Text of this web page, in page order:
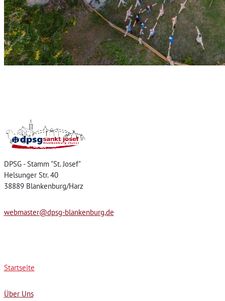
DPSG - Stamm "St. Josef"
Helsunger Str. 40
38889 Blankenburg/Harz
webmaster@dpsg-blankenburg,de
Startseite
Über Uns